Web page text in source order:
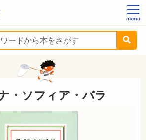
・ソフィア・バラ